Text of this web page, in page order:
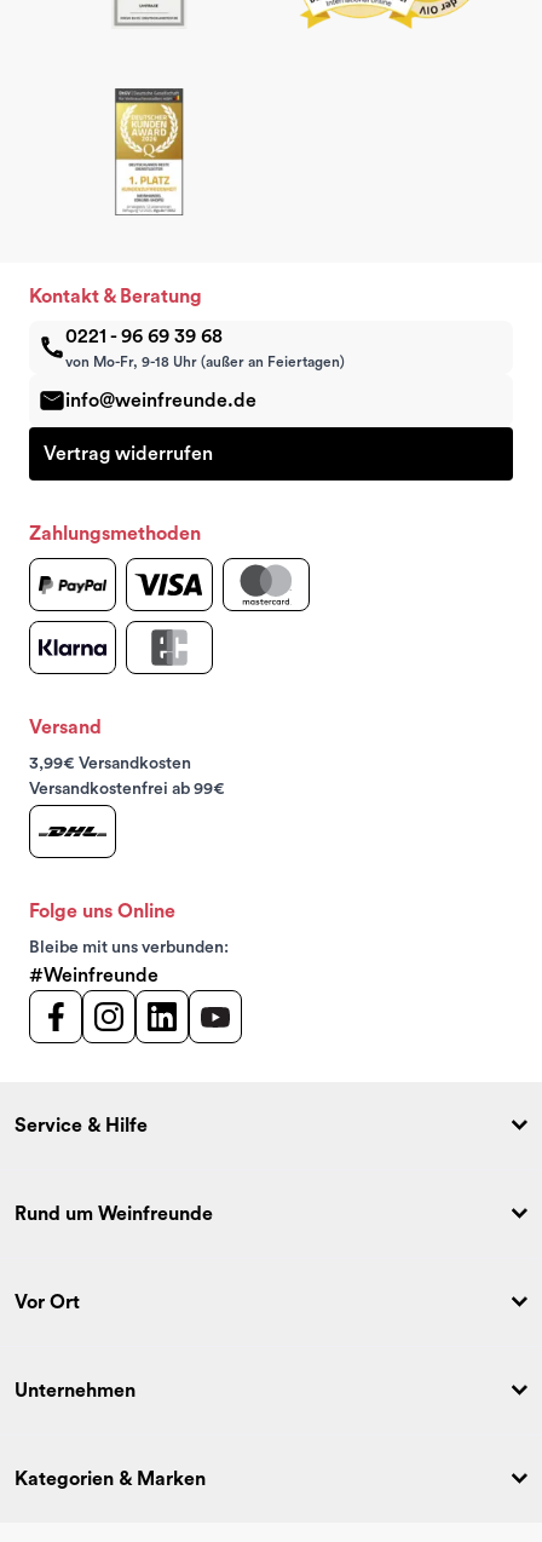
Kontakt & Beratung
0221 - 96 69 39 68
von Mo-Fr, 9-18 Uhr (außer an Feiertagen)
info@weinfreunde.de
Vertrag widerrufen
Zahlungsmethoden
Versand
3,99€ Versandkosten
Versandkostenfrei ab 99€
Folge uns Online
Bleibe mit uns verbunden:
#Weinfreunde
Service & Hilfe
Rund um Weinfreunde
Vor Ort
Unternehmen
Kategorien & Marken